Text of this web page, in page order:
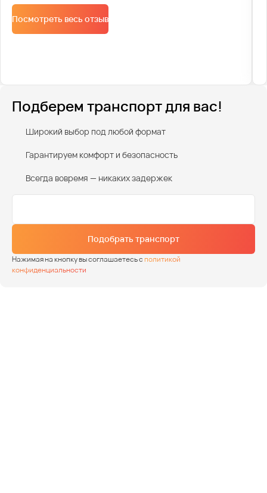
команды из 89 стран боролись за звание “the best
in the world”. На протяжении трех конкурсных дней
мы перевозили по 1 500 человек ежедневно.
Посмотреть весь отзыв
Подберем транспорт для вас!
Широкий выбор под любой формат
Гарантируем комфорт и безопасность
Всегда вовремя — никаких задержек
Подобрать транспорт
Нажимая на кнопку вы соглашаетесь сполитикой
конфиденциальности